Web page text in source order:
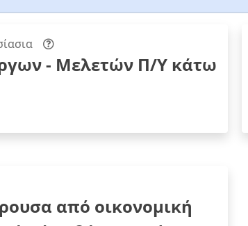
- Μελετών Π/Υ κάτω
από οικονομική